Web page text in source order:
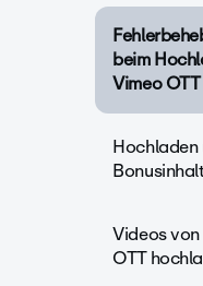
beim
Vimeo OTT
Videos
OTT